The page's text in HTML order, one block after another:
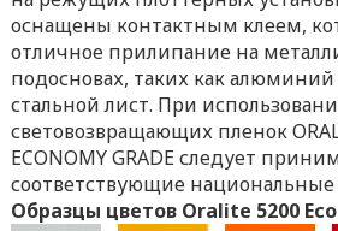
оснащены контактным клеем,
отличное прилипание на
подосновах, таких как
стальной лист. При
световозвращающих пленок
ECONOMY GRADE следует
соответствующие
Образцы цветов Oralite 5200